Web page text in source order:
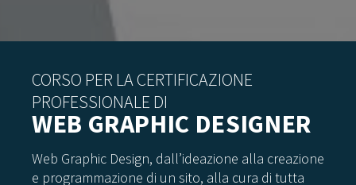
CORSO PER LA CERTIFICAZIONE
PROFESSIONALE DI
WEB GRAPHIC DESIGNER
Web Graphic Design, dall’ideazione alla creazione
e programmazione di un sito, alla cura di tutta